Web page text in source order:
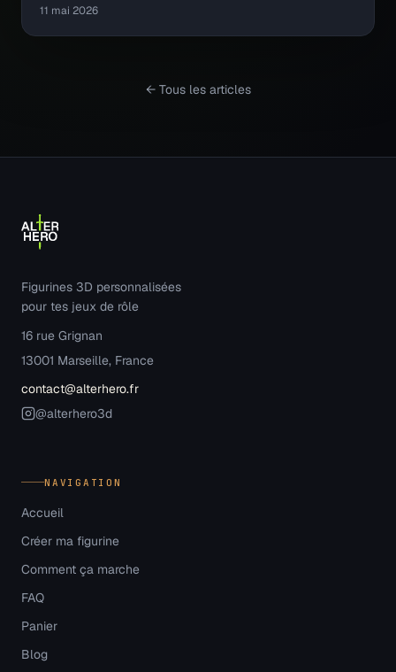
11 mai 2026
← Tous les articles
Figurines 3D personnalisées
pour tes jeux de rôle
16 rue Grignan
13001 Marseille, France
contact@alterhero.fr
@alterhero3d
NAVIGATION
Accueil
Créer ma figurine
Comment ça marche
FAQ
Panier
Blog